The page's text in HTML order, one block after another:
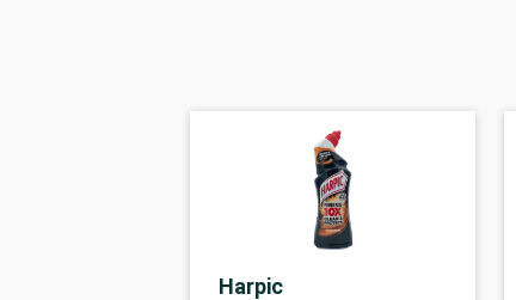
Harpic